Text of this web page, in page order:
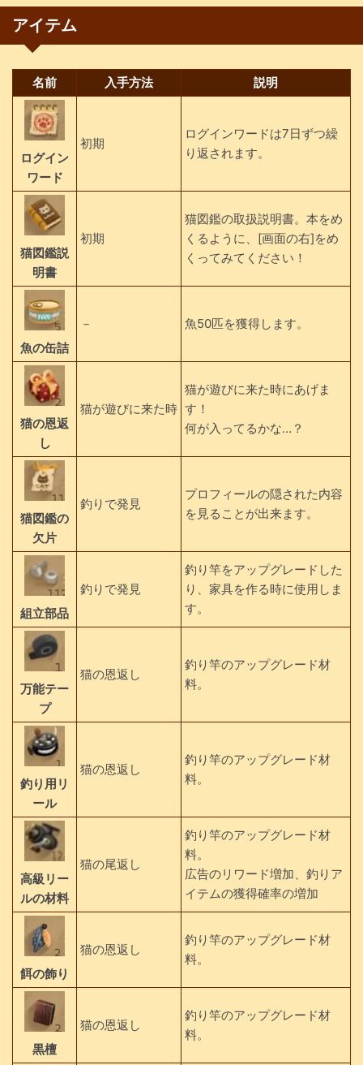
アイテム
名前 入手方法 説明
ログイン
ワード
初期
ログインワードは7日ずつ繰
り返されます。
猫図鑑説
明書
初期
猫図鑑の取扱説明書。本をめ
くるように、[画面の右]をめ
くってみてください！
魚の缶詰
－ 魚50匹を獲得します。
猫の恩返
し
猫が遊びに来た時
猫が遊びに来た時にあげま
す！
何が入ってるかな…？
猫図鑑の
欠片
釣りで発見
プロフィールの隠された内容
を見ることが出来ます。
組立部品
釣りで発見
釣り竿をアップグレードした
り、家具を作る時に使用しま
す。
万能テー
プ
猫の恩返し
釣り竿のアップグレード材
料。
釣り用リ
ール
猫の恩返し
釣り竿のアップグレード材
料。
高級リー
ルの材料
猫の尾返し
釣り竿のアップグレード材
料。
広告のリワード増加、釣りア
イテムの獲得確率の増加
餌の飾り
猫の恩返し
釣り竿のアップグレード材
料。
黒檀
猫の恩返し
釣り竿のアップグレード材
料。